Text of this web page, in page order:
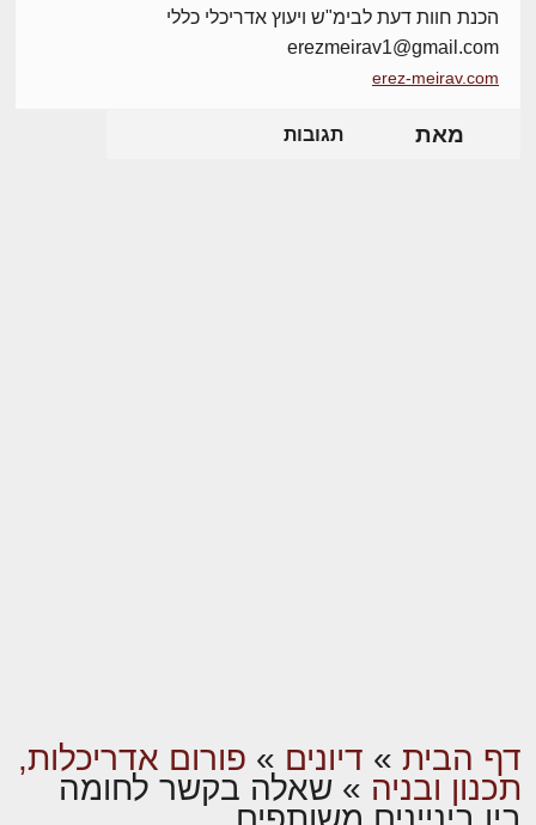
הכנת חוות דעת לבימ"ש ויעוץ אדריכלי כללי
erezmeirav1@gmail.com
erez-meirav.com
מאת תגובות
דף הבית » דיונים » פורום אדריכלות,
תכנון ובניה » שאלה בקשר לחומה